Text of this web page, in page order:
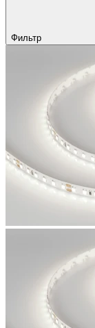
Фильтр